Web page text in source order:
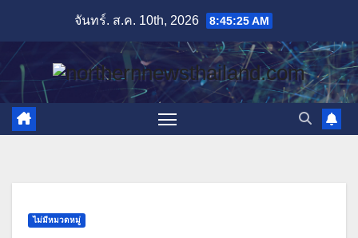
content
จันทร์. ส.ค. 10th, 2026 8:45:26 AM
ไม่มีหมวดหมู่